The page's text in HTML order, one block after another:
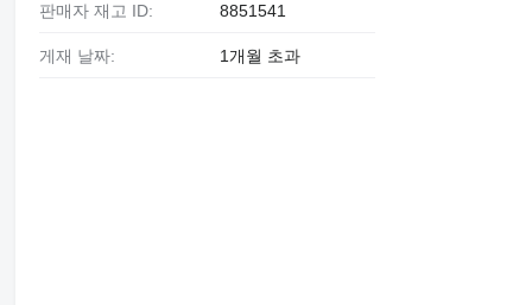
판매자 재고 ID: 8851541
게재 날짜: 1개월 초과